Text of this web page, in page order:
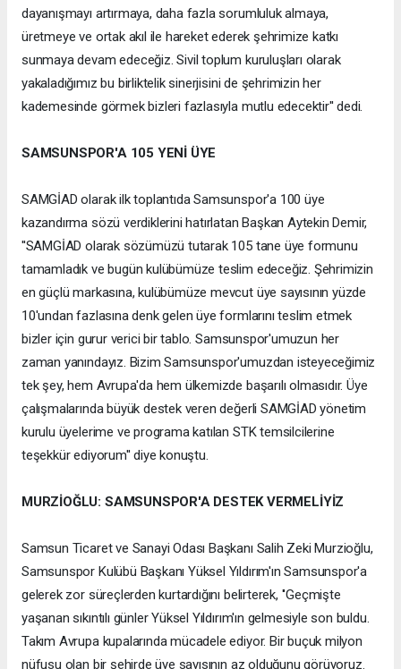
dayanışmayı artırmaya, daha fazla sorumluluk almaya,
üretmeye ve ortak akıl ile hareket ederek şehrimize katkı
sunmaya devam edeceğiz. Sivil toplum kuruluşları olarak
yakaladığımız bu birliktelik sinerjisini de şehrimizin her
kademesinde görmek bizleri fazlasıyla mutlu edecektir'' dedi.
SAMSUNSPOR'A 105 YENİ ÜYE
SAMGİAD olarak ilk toplantıda Samsunspor'a 100 üye
kazandırma sözü verdiklerini hatırlatan Başkan Aytekin Demir,
''SAMGİAD olarak sözümüzü tutarak 105 tane üye formunu
tamamladık ve bugün kulübümüze teslim edeceğiz. Şehrimizin
en güçlü markasına, kulübümüze mevcut üye sayısının yüzde
10'undan fazlasına denk gelen üye formlarını teslim etmek
bizler için gurur verici bir tablo. Samsunspor'umuzun her
zaman yanındayız. Bizim Samsunspor'umuzdan isteyeceğimiz
tek şey, hem Avrupa'da hem ülkemizde başarılı olmasıdır. Üye
çalışmalarında büyük destek veren değerli SAMGİAD yönetim
kurulu üyelerime ve programa katılan STK temsilcilerine
teşekkür ediyorum'' diye konuştu.
MURZİOĞLU: SAMSUNSPOR'A DESTEK VERMELİYİZ
Samsun Ticaret ve Sanayi Odası Başkanı Salih Zeki Murzioğlu,
Samsunspor Kulübü Başkanı Yüksel Yıldırım'ın Samsunspor'a
gelerek zor süreçlerden kurtardığını belirterek, ''Geçmişte
yaşanan sıkıntılı günler Yüksel Yıldırım'ın gelmesiyle son buldu.
Takım Avrupa kupalarında mücadele ediyor. Bir buçuk milyon
nüfusu olan bir şehirde üye sayısının az olduğunu görüyoruz.